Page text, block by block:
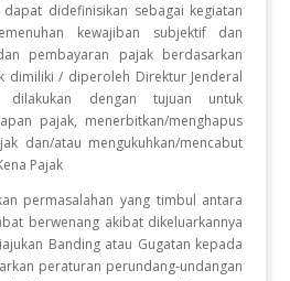
didefinisikan sebagai kegiatan
kewajiban subjektif dan
pembayaran pajak berdasarkan
dimiliki / diperoleh Direktur Jenderal
dilakukan dengan tujuan untuk
pajak, menerbitkan/menghapus
dan/atau mengukuhkan/mencabut
Pajak
permasalahan yang timbul antara
berwenang akibat dikeluarkannya
Banding atau Gugatan kepada
peraturan perundang-undangan